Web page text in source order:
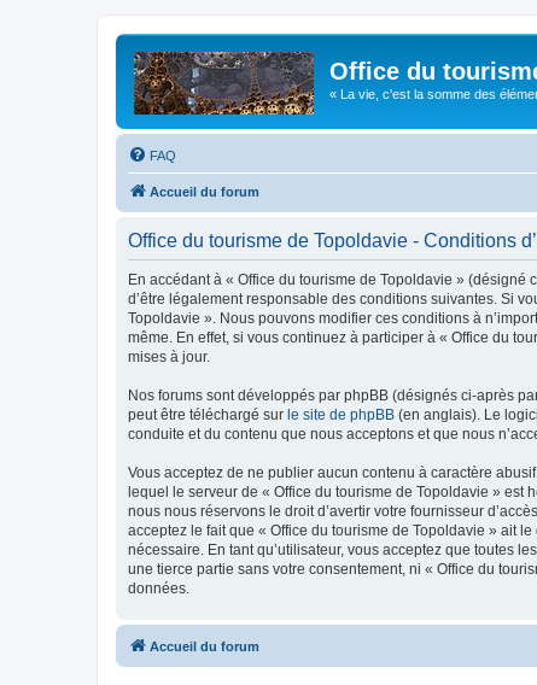
Office du
« La vie, c'est la somme des
FAQ
Accueil du forum
Office du tourisme de Topoldavie - Conditions
En accédant à « Office du tourisme de Topoldavie »
d’être légalement responsable des conditions suivantes. Si
Topoldavie ». Nous pouvons modifier ces conditions à
même. En effet, si vous continuez à participer à « Office du
mises à jour.
Nos forums sont développés par phpBB (désignés ci-après
peut être téléchargé sur le site de phpBB (en anglais). Le
conduite et du contenu que nous acceptons et que nous
Vous acceptez de ne publier aucun contenu à caractère
lequel le serveur de « Office du tourisme de Topoldavie »
nous nous réservons le droit d’avertir votre fournisseur
acceptez le fait que « Office du tourisme de Topoldavie » ait
nécessaire. En tant qu’utilisateur, vous acceptez que toutes
une tierce partie sans votre consentement, ni « Office du
données.
Accueil du forum